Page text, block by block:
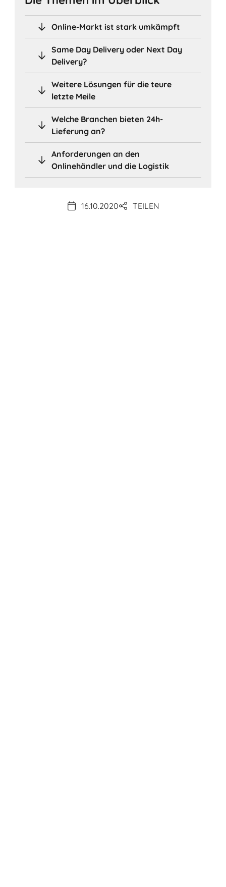
Online-Markt ist stark umkämpft
Same Day Delivery oder Next Day
Delivery?
Weitere Lösungen für die teure
letzte Meile
Welche Branchen bieten 24h-
Lieferung an?
Anforderungen an den
Onlinehändler und die Logistik
16.10.2020 TEILEN